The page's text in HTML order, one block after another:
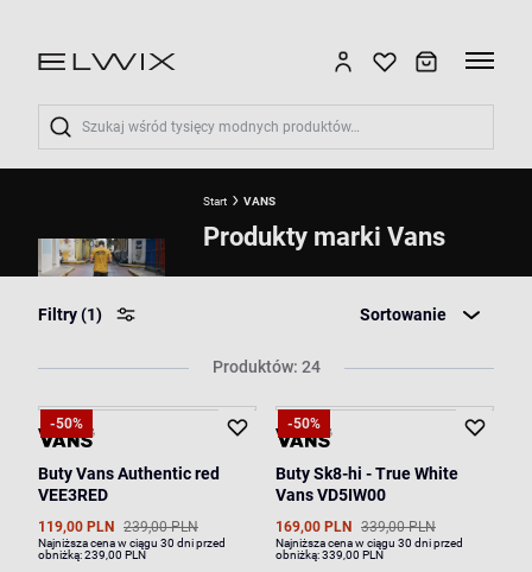
Wyszukaj
Start VANS
Produkty marki Vans
Filtry(1) Sortowanie
Produktów: 24
-50%
Buty Vans Authentic red
VEE3RED
119,00 PLN 239,00 PLN
Najniższa cena w ciągu 30 dni przed
obniżką:239,00 PLN
-50%
Buty Sk8-hi - True White
Vans VD5IW00
169,00 PLN 339,00 PLN
Najniższa cena w ciągu 30 dni przed
obniżką:339,00 PLN